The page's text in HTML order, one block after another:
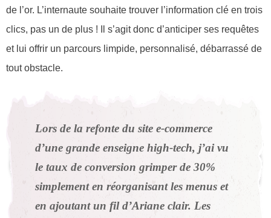
de l’or. L’internaute souhaite trouver l’information clé en trois
clics, pas un de plus ! Il s’agit donc d’anticiper ses requêtes
et lui offrir un parcours limpide, personnalisé, débarrassé de
tout obstacle.
Lors de la refonte du site e-commerce
d’une grande enseigne high-tech, j’ai vu
le taux de conversion grimper de 30%
simplement en réorganisant les menus et
en ajoutant un fil d’Ariane clair. Les